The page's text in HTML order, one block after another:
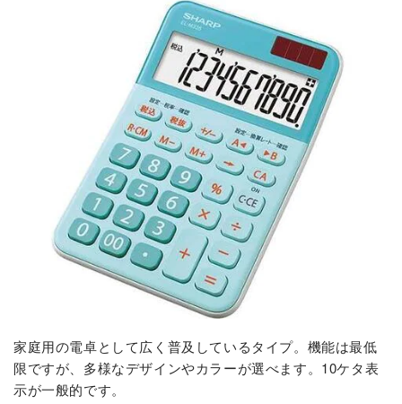
家庭用の電卓として広く普及しているタイプ。機能は最低
限ですが、多様なデザインやカラーが選べます。10ケタ表
示が一般的です。